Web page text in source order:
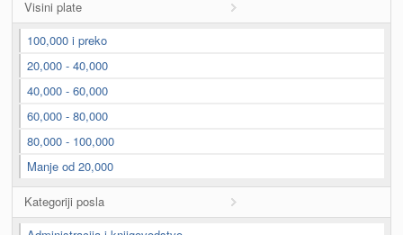
Visini plate
100,000 i preko
20,000 - 40,000
40,000 - 60,000
60,000 - 80,000
80,000 - 100,000
Manje od 20,000
Kategoriji posla